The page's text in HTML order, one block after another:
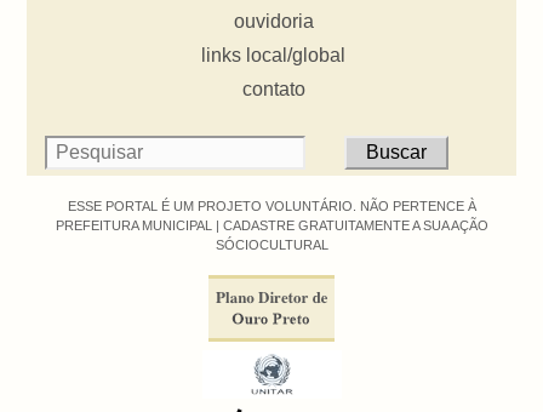
ouvidoria
links local/global
contato
ESSE PORTAL É UM PROJETO VOLUNTÁRIO. NÃO PERTENCE À
PREFEITURA MUNICIPAL | CADASTRE GRATUITAMENTE A SUA AÇÃO
SÓCIOCULTURAL